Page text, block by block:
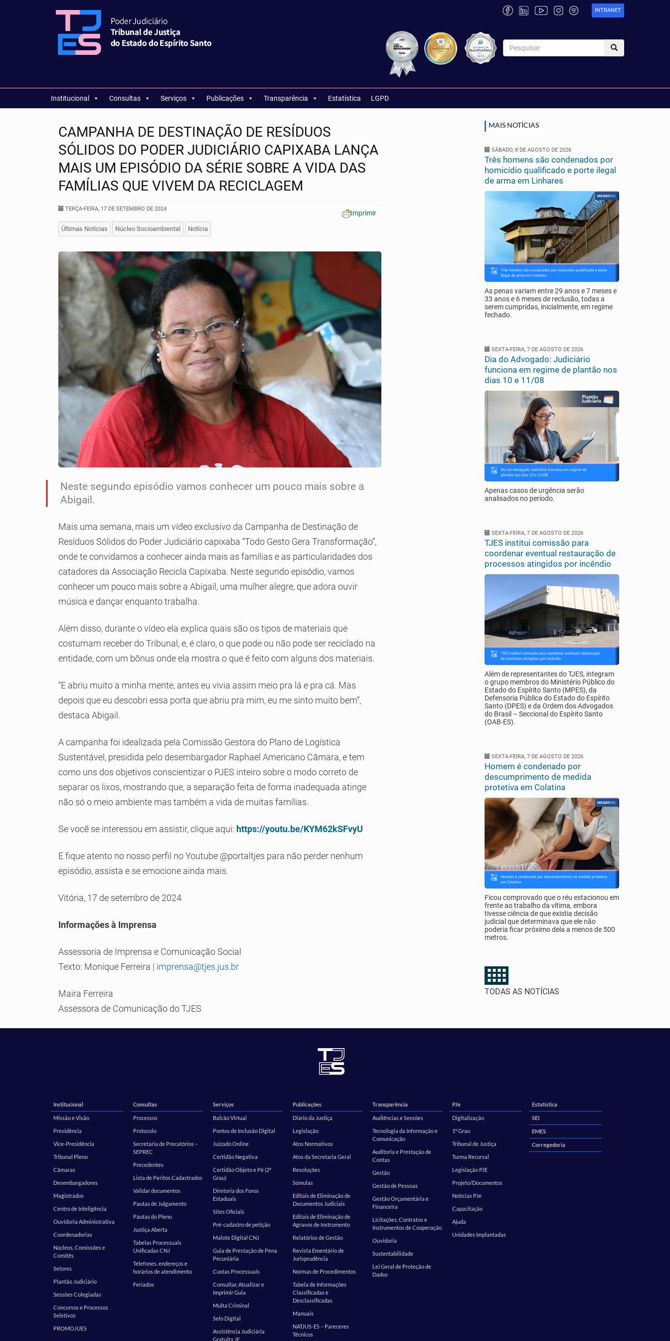
INTRANET
Institucional Consultas Serviços Publicações Transparência Estatística LGPD
CAMPANHA DE DESTINAÇÃO DE RESÍDUOS
SÓLIDOS DO PODER JUDICIÁRIO CAPIXABA LANÇA
MAIS UM EPISÓDIO DA SÉRIE SOBRE A VIDA DAS
FAMÍLIAS QUE VIVEM DA RECICLAGEM
Imprimir
TERÇA-FEIRA, 17 DE SETEMBRO DE 2024
Últimas Notícias Núcleo Socioambiental Notícia
Neste segundo episódio vamos conhecer um pouco mais sobre a
Abigail.
Mais uma semana, mais um vídeo exclusivo da Campanha de Destinação de
Resíduos Sólidos do Poder Judiciário capixaba “Todo Gesto Gera Transformação”,
onde te convidamos a conhecer ainda mais as famílias e as particularidades dos
catadores da Associação Recicla Capixaba. Neste segundo episódio, vamos
conhecer um pouco mais sobre a Abigail, uma mulher alegre, que adora ouvir
música e dançar enquanto trabalha.
Além disso, durante o vídeo ela explica quais são os tipos de materiais que
costumam receber do Tribunal, e, é claro, o que pode ou não pode ser reciclado na
entidade, com um bônus onde ela mostra o que é feito com alguns dos materiais.
“E abriu muito a minha mente, antes eu vivia assim meio pra lá e pra cá. Mas
depois que eu descobri essa porta que abriu pra mim, eu me sinto muito bem”,
destaca Abigail.
A campanha foi idealizada pela Comissão Gestora do Plano de Logística
Sustentável, presidida pelo desembargador Raphael Americano Câmara, e tem
como uns dos objetivos conscientizar o PJES inteiro sobre o modo correto de
separar os lixos, mostrando que, a separação feita de forma inadequada atinge
não só o meio ambiente mas também a vida de muitas famílias.
Se você se interessou em assistir, clique aqui: https://youtu.be/KYM62kSFvyU
E fique atento no nosso perfil no Youtube @portaltjes para não perder nenhum
episódio, assista e se emocione ainda mais.
Vitória, 17 de setembro de 2024
Informações à Imprensa
Assessoria de Imprensa e Comunicação Social
Texto: Monique Ferreira | imprensa@tjes.jus.br
Maira Ferreira
Assessora de Comunicação do TJES
MAIS NOTÍCIAS
SÁBADO, 8 DE AGOSTO DE 2026
Três homens são condenados por
homicídio qualificado e porte ilegal
de arma em Linhares
As penas variam entre 29 anos e 7 meses e
33 anos e 6 meses de reclusão, todas a
serem cumpridas, inicialmente, em regime
fechado.
SEXTA-FEIRA, 7 DE AGOSTO DE 2026
Dia do Advogado: Judiciário
funciona em regime de plantão nos
dias 10 e 11/08
Apenas casos de urgência serão
analisados no período.
SEXTA-FEIRA, 7 DE AGOSTO DE 2026
TJES institui comissão para
coordenar eventual restauração de
processos atingidos por incêndio
Além de representantes do TJES, integram
o grupo membros do Ministério Público do
Estado do Espírito Santo (MPES), da
Defensoria Pública do Estado do Espírito
Santo (DPES) e da Ordem dos Advogados
do Brasil – Seccional do Espírito Santo
(OAB-ES).
SEXTA-FEIRA, 7 DE AGOSTO DE 2026
Homem é condenado por
descumprimento de medida
protetiva em Colatina
Ficou comprovado que o réu estacionou em
frente ao trabalho da vítima, embora
tivesse ciência de que existia decisão
judicial que determinava que ele não
poderia ficar próximo dela a menos de 500
metros.
TODAS AS NOTÍCIAS
Institucional
Missão e Visão
Presidência
Vice-Presidência
Tribunal Pleno
Câmaras
Desembargadores
Magistrados
Centro de Inteligência
Ouvidoria Administrativa
Coordenadorias
Núcleos, Comissões e
Comitês
Setores
Plantão Judiciário
Sessões Colegiadas
Concursos e Processos
Seletivos
PROMOJUES
Consultas
Processos
Protocolo
Secretaria de Precatórios –
SEPREC
Precedentes
Lista de Peritos Cadastrados
Validar documentos
Pautas de Julgamento
Pautas do Pleno
Justiça Aberta
Tabelas Processuais
Unificadas CNJ
Telefones, endereços e
horários de atendimento
Feriados
Serviços
Balcão Virtual
Pontos de Inclusão Digital
Juizado Online
Certidão Negativa
Certidão Objeto e Pé (2º
Grau)
Diretoria dos Foros
Estaduais
Sites Oficiais
Pré-cadastro de petição
Malote Digital CNJ
Guia de Prestação de Pena
Pecuniária
Custas Processuais
Consultar, Atualizar e
Imprimir Guia
Multa Criminal
Selo Digital
Assistência Judiciária
Gratuita JF
Publicações
Diário da Justiça
Legislação
Atos Normativos
Atos da Secretaria Geral
Resoluções
Súmulas
Editais de Eliminação de
Documentos Judiciais
Editais de Eliminação de
Agravos de Instrumento
Relatórios de Gestão
Revista Ementário de
Jurisprudência
Normas de Procedimentos
Tabela de Informações
Classificadas e
Desclassificadas
Manuais
NATJUS-ES – Pareceres
Técnicos
Transparência
Audiências e Sessões
Tecnologia da Informação e
Comunicação
Auditoria e Prestação de
Contas
Gestão
Gestão de Pessoas
Gestão Orçamentária e
Financeira
Licitações, Contratos e
Instrumentos de Cooperação
Ouvidoria
Sustentabilidade
Lei Geral de Proteção de
Dados
PJe
Digitalização
1º Grau
Tribunal de Justiça
Turma Recursal
Legislação PJE
Projeto/Documentos
Notícias PJe
Capacitação
Ajuda
Unidades Implantadas
Estatística
SEI
EMES
Corregedoria